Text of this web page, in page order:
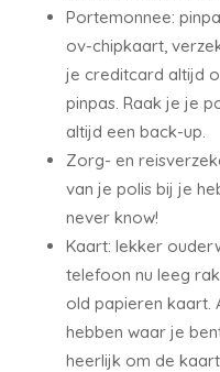
Portemonnee:
ov-chipkaart,
je creditcard altijd
pinpas. Raak je je
altijd een back-up.
Zorg- en
van je polis bij je
never know!
Kaart: lekker
telefoon nu leeg
old papieren kaart.
hebben waar je
heerlijk om de